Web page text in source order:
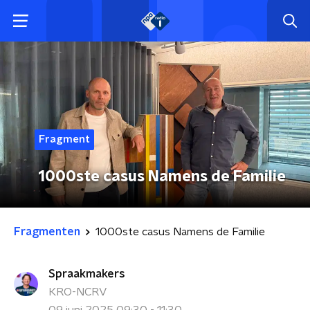
Fragment
1000ste casus Namens de Familie
Fragmenten 1000ste casus Namens de Familie
Spraakmakers
KRO-NCRV